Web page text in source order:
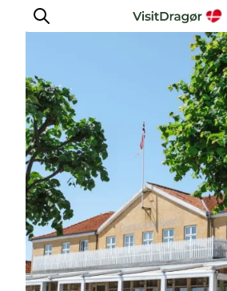
Oplev
Kultur & Historie
Byliv & Mad
Natur & Friluftsliv
For børn
Praktisk